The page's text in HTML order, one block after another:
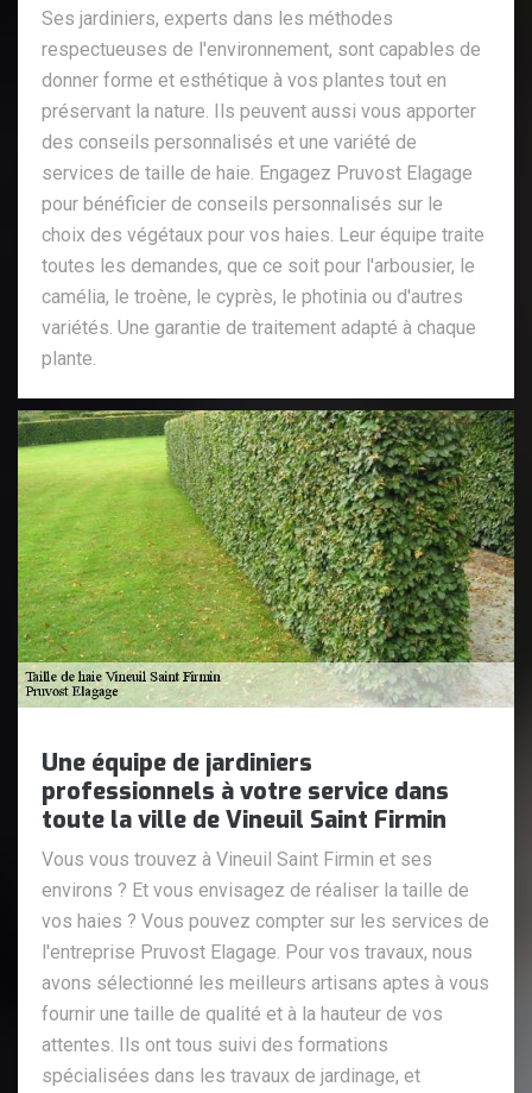
Ses jardiniers, experts dans les méthodes
respectueuses de l'environnement, sont capables de
donner forme et esthétique à vos plantes tout en
préservant la nature. Ils peuvent aussi vous apporter
des conseils personnalisés et une variété de
services de taille de haie. Engagez Pruvost Elagage
pour bénéficier de conseils personnalisés sur le
choix des végétaux pour vos haies. Leur équipe traite
toutes les demandes, que ce soit pour l'arbousier, le
camélia, le troène, le cyprès, le photinia ou d'autres
variétés. Une garantie de traitement adapté à chaque
plante.
Une équipe de jardiniers
professionnels à votre service dans
toute la ville de Vineuil Saint Firmin
Vous vous trouvez à Vineuil Saint Firmin et ses
environs ? Et vous envisagez de réaliser la taille de
vos haies ? Vous pouvez compter sur les services de
l'entreprise Pruvost Elagage. Pour vos travaux, nous
avons sélectionné les meilleurs artisans aptes à vous
fournir une taille de qualité et à la hauteur de vos
attentes. Ils ont tous suivi des formations
spécialisées dans les travaux de jardinage, et